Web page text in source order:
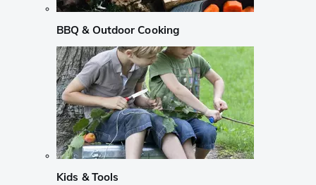
BBQ & Outdoor Cooking
Kids & Tools